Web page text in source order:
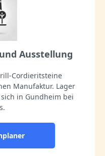
Ausstellung
Cordieritsteine
Manufaktur. Lager
in Gundheim bei